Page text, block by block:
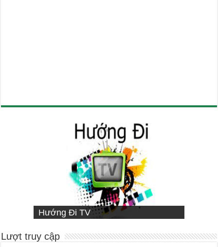
Hướng Đi TV
Sống Đạo
VIETNAMESE MISSIONARY
INSTITUTE
Người Chăn Bầy
Lượt truy cập